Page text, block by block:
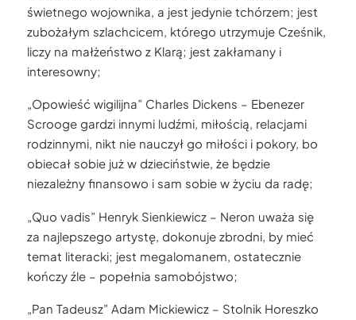
świetnego wojownika, a jest jedynie tchórzem; jest
zubożałym szlachcicem, którego utrzymuje Cześnik,
liczy na małżeństwo z Klarą; jest zakłamany i
interesowny;
„Opowieść wigilijna” Charles Dickens – Ebenezer
Scrooge gardzi innymi ludźmi, miłością, relacjami
rodzinnymi, nikt nie nauczył go miłości i pokory, bo
obiecał sobie już w dzieciństwie, że będzie
niezależny finansowo i sam sobie w życiu da radę;
„Quo vadis” Henryk Sienkiewicz – Neron uważa się
za najlepszego artystę, dokonuje zbrodni, by mieć
temat literacki; jest megalomanem, ostatecznie
kończy źle – popełnia samobójstwo;
„Pan Tadeusz” Adam Mickiewicz – Stolnik Horeszko